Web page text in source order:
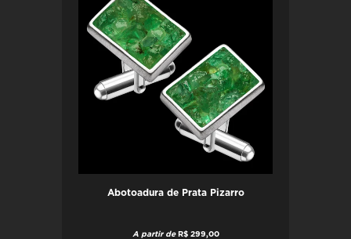
Abotoadura de Prata Pizarro
A partir de R$ 299,00